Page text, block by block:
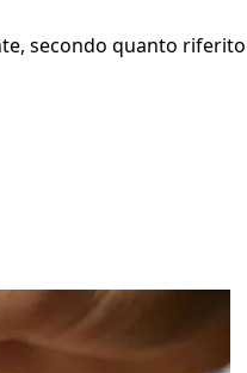
secondo quanto